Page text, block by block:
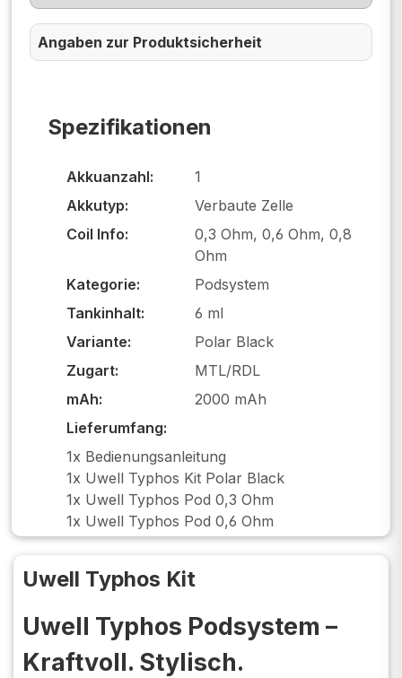
Spezifikationen
Akkuanzahl:
1
Akkutyp:
Verbaute Zelle
Coil Info:
0,3 Ohm, 0,6 Ohm, 0,8
Ohm
Kategorie:
Podsystem
Tankinhalt:
6 ml
Variante:
Polar Black
Zugart:
MTL/RDL
mAh:
2000 mAh
Lieferumfang:
1x Bedienungsanleitung
1x Uwell Typhos Kit Polar Black
1x Uwell Typhos Pod 0,3 Ohm
1x Uwell Typhos Pod 0,6 Ohm
Angaben zur Produktsicherheit
Uwell Typhos Kit
Uwell Typhos Podsystem –
Kraftvoll. Stylisch.